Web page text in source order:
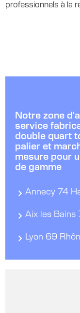
professionnels à la
Notre zone
service
double quart
palier et
mesure pour
de gamme
Annecy 74
Aix les Bains
Lyon 69